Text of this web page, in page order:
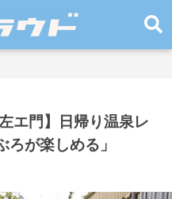
エ門】日帰り温泉レ
ろが楽しめる」